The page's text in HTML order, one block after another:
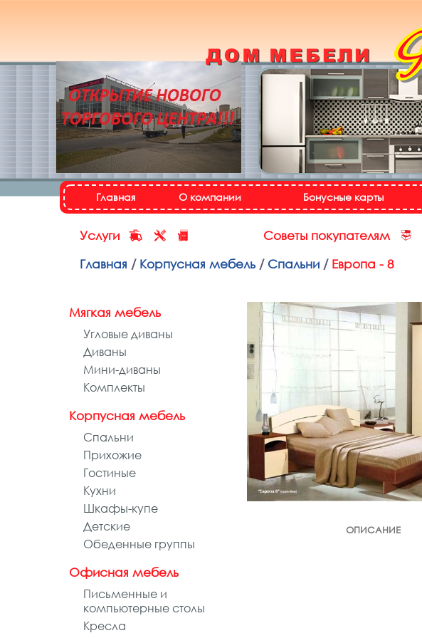
Кухонный гарнитур
«Настя»
Назад
Главная О компании Бонусные карты
Услуги Советы покупателям
Главная / Корпусная мебель / Спальни / Европа - 8
ОПИСАНИЕ
Мягкая мебель
Угловые диваны
Диваны
Мини-диваны
Комплекты
Корпусная мебель
Спальни
Прихожие
Гостиные
Кухни
Шкафы-купе
Детские
Обеденные группы
Офисная мебель
Письменные и
компьютерные столы
Кресла